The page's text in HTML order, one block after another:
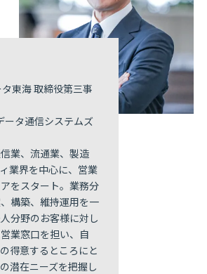
東海 取締役第三事
タ通信システムズ
業、流通業、製造
業界を中心に、営業
をスタート。業務分
構築、維持運用を一
分野のお客様に対し
業窓口を担い、自
得意するところにと
潜在ニーズを把握し